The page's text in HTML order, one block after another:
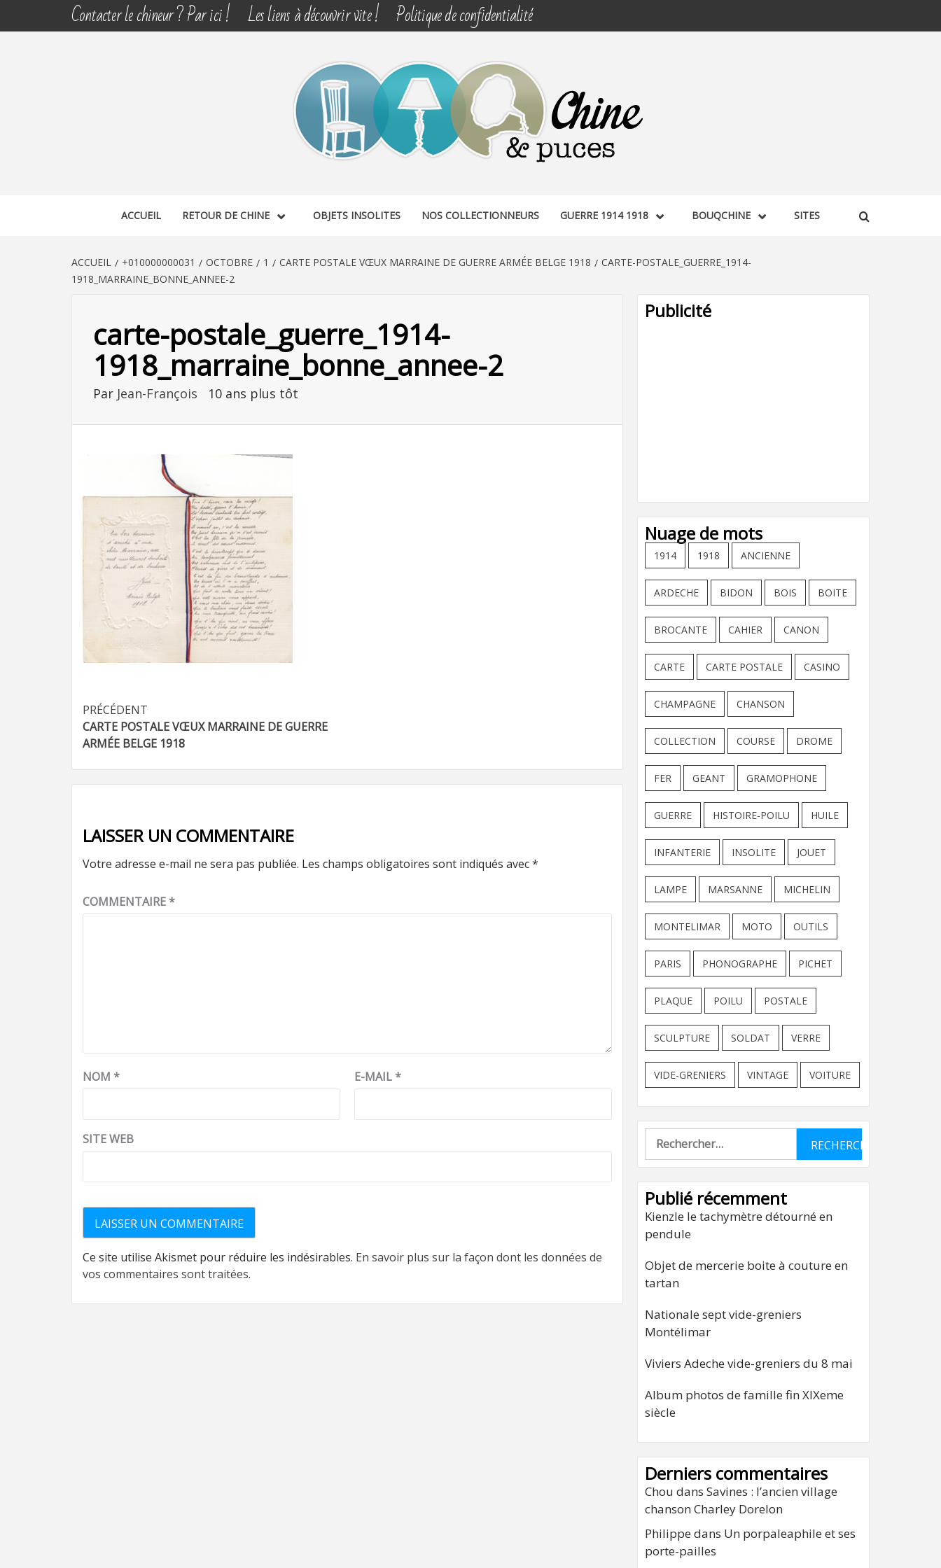
Contacter le chineur ? Par ici ! Les liens à découvrir vite ! Politique de confidentialité
CHINE & PUCES
ACCUEIL RETOUR DE CHINE OBJETS INSOLITES NOS COLLECTIONNEURS GUERRE 1914 1918 BOUQCHINE SITES
ACCUEIL +010000000031 OCTOBRE 1 CARTE POSTALE VŒUX MARRAINE DE GUERRE ARMÉE BELGE 1918
CARTE-POSTALE_GUERRE_1914-
1918_MARRAINE_BONNE_ANNEE-2
carte-postale_guerre_1914-
1918_marraine_bonne_annee-2
Par Jean-François 10 ans plus tôt
Navigation
d’article
PRÉCÉDENT
CARTE POSTALE VŒUX MARRAINE DE GUERRE
ARMÉE BELGE 1918
LAISSER UN COMMENTAIRE
Votre adresse e-mail ne sera pas publiée. Les champs obligatoires sont indiqués avec*
COMMENTAIRE*
NOM * E-MAIL*
SITE WEB
Ce site utilise Akismet pour réduire les indésirables. En savoir plus sur la façon dont les données de
vos commentaires sont traitées.
Publicité
Nuage de mots
1914 1918 ANCIENNE
ARDECHE BIDON BOIS BOITE
BROCANTE CAHIER CANON
CARTE CARTE POSTALE CASINO
CHAMPAGNE CHANSON
COLLECTION COURSE DROME
FER GEANT GRAMOPHONE
GUERRE HISTOIRE-POILU HUILE
INFANTERIE INSOLITE JOUET
LAMPE MARSANNE MICHELIN
MONTELIMAR MOTO OUTILS
PARIS PHONOGRAPHE PICHET
PLAQUE POILU POSTALE
SCULPTURE SOLDAT VERRE
VIDE-GRENIERS VINTAGE VOITURE
Rechercher :
Publié récemment
Kienzle le tachymètre détourné en
pendule
Objet de mercerie boite à couture en
tartan
Nationale sept vide-greniers
Montélimar
Viviers Adeche vide-greniers du 8 mai
Album photos de famille fin XIXeme
siècle
Derniers commentaires
Chou dans Savines : l’ancien village
chanson Charley Dorelon
Philippe dans Un porpaleaphile et ses
porte-pailles